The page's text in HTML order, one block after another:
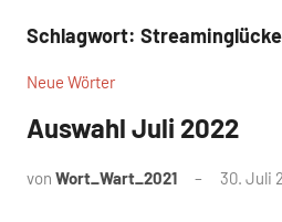
Schlagwort: Streaminglücke
Neue Wörter
Auswahl Juli 2022
von Wort_Wart_2021 30. Juli